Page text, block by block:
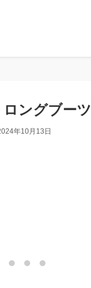
ロングブーツ
年10月13日